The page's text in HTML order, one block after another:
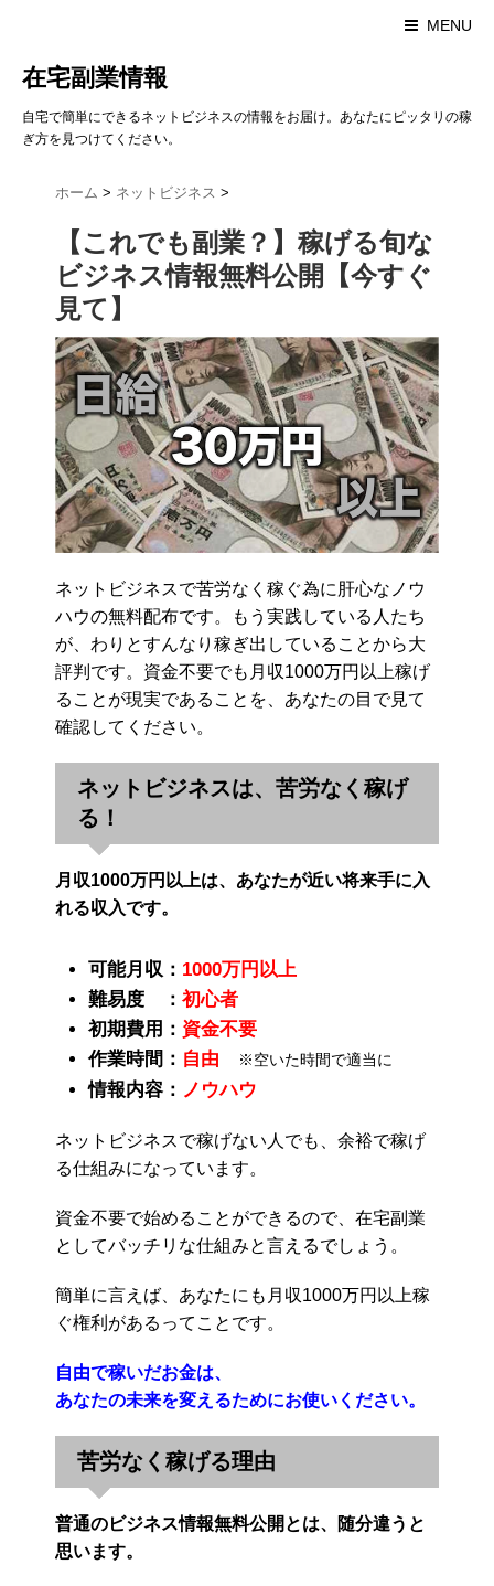
MENU
在宅副業情報
自宅で簡単にできるネットビジネスの情報をお届け。あなたにピッタリの稼
ぎ方を見つけてください。
ホーム > ネットビジネス >
【これでも副業？】稼げる旬な
ビジネス情報無料公開【今すぐ
見て】
ネットビジネスで苦労なく稼ぐ為に肝心なノウ
ハウの無料配布です。もう実践している人たち
が、わりとすんなり稼ぎ出していることから大
評判です。資金不要でも月収1000万円以上稼げ
ることが現実であることを、あなたの目で見て
確認してください。
ネットビジネスは、苦労なく稼げ
る！
月収1000万円以上は、あなたが近い将来手に入
れる収入です。
可能月収： 1000万円以上
難易度 ： 初心者
初期費用： 資金不要
作業時間： 自由 ※空いた時間で適当に
情報内容： ノウハウ
ネットビジネスで稼げない人でも、余裕で稼げ
る仕組みになっています。
資金不要で始めることができるので、在宅副業
としてバッチリな仕組みと言えるでしょう。
簡単に言えば、あなたにも月収1000万円以上稼
ぐ権利があるってことです。
自由で稼いだお金は、
あなたの未来を変えるためにお使いください。
苦労なく稼げる理由
普通のビジネス情報無料公開とは、随分違うと
思います。